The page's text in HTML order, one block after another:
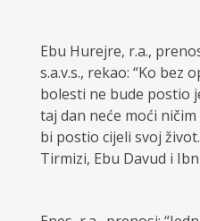
Ebu Hurejre, r.a.,
s.a.v.s., rekao: “Ko bez
bolesti ne bude postio
taj dan neće moći
bi postio cijeli svoj
Tirmizi, Ebu Davud i